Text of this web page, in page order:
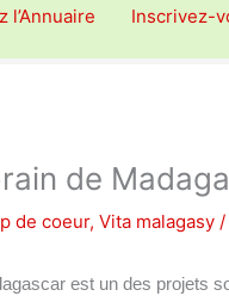
l’Annuaire Inscrivez-
de
de coeur,Vita malagasy /
est un des projets